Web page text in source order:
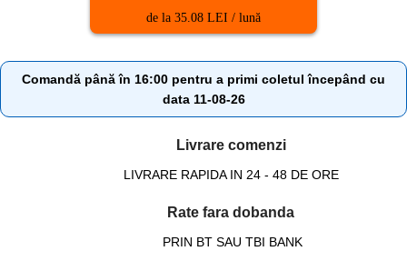
de la 35.08 LEI / lună
Comandă până în 16:00 pentru a primi coletul începând cu
data 11-08-26
Livrare comenzi
LIVRARE RAPIDA IN 24 - 48 DE ORE
Rate fara dobanda
PRIN BT SAU TBI BANK